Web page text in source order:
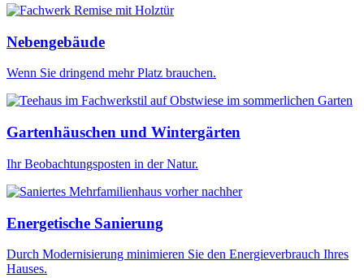
Nebengebäude
Wenn Sie dringend mehr Platz brauchen.
Gartenhäuschen und Wintergärten
Ihr Beobachtungsposten in der Natur.
Energetische Sanierung
Durch Modernisierung minimieren Sie den Energieverbrauch Ihres
Hauses.